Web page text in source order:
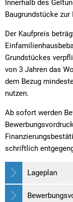
Innerhalb des
Baugrundstücke zur
Der Kaufpreis
Grundstückes
von 3 Jahren das
dem Bezug
nutzen.
Ab sofort werden
schriftlich
Lageplan